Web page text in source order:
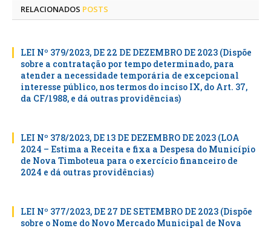
RELACIONADOS POSTS
LEI Nº 379/2023, DE 22 DE DEZEMBRO DE 2023 (Dispõe
sobre a contratação por tempo determinado, para
atender a necessidade temporária de excepcional
interesse público, nos termos do inciso IX, do Art. 37,
da CF/1988, e dá outras providências)
LEI Nº 378/2023, DE 13 DE DEZEMBRO DE 2023 (LOA
2024 – Estima a Receita e fixa a Despesa do Município
de Nova Timboteua para o exercício financeiro de
2024 e dá outras providências)
LEI Nº 377/2023, DE 27 DE SETEMBRO DE 2023 (Dispõe
sobre o Nome do Novo Mercado Municipal de Nova